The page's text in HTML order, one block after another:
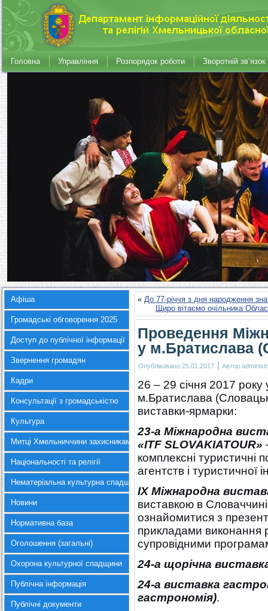
Головна Управління Розпорядок роботи Зворотній зв’язок
Афіша
Громадські обговорення 2025
Доступ до публічної інформації
Звернення громадян
Кадри
Консультації з громадськістю
Культура
Митці Хмельниччини захисникам України
Національності та релігії
Нематеріальна культурна спадщина
Новини
Нормативна база
Оголошення (загальні)
Охорона культурної спадщини
Публічна інформація
Публічні документи
« До 77-річчя з дня народження
Щиро вітаємо очільника
Проведення
у м.Братислава
Опубліковано 25.01.2017 | Автор
26 – 29 січня 2017
м.Братислава
виставки-ярмарки:
23-а Міжнародна
«ITF SLOVAKIATOUR»
комплексні туристичні
агентств і туристичної
ІХ Міжнародна
виставкою в
ознайомитися з
прикладами виконання
супровідними
24-а щорічна
24-а виставка
гастрономія).